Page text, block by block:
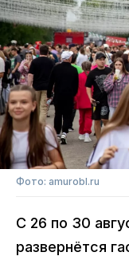
Фото: amurobl.ru
С 26 по 30
развернётся